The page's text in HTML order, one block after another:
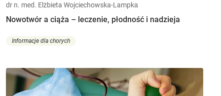
dr n. med. Elżbieta Wojciechowska-Lampka
Nowotwór a ciąża – leczenie, płodność i nadzieja
Informacje dla chorych